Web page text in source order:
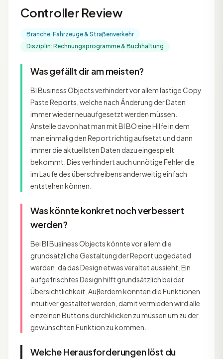
Controller Review
Branche: Fahrzeuge & Straßenverkehr
Disziplin: Rechnungsprogramme & Buchhaltung
Was gefällt dir am meisten?
BI Business Objects verhindert vor allem lästige Copy
Paste Reports, welche nach Änderung der Daten
immer wieder neuaufgesetzt werden müssen.
Anstelle davon hat man mit BI BO eine Hilfe in dem
man einmalig den Report richtig aufsetzt und dann
immer die aktuellsten Daten dazu eingespielt
bekommt. Dies verhindert auch unnötige Fehler die
im Laufe des überschreibens anderweitig einfach
entstehen können.
Was könnte konkret noch verbessert
werden?
Bei BI Business Objects könnte vor allem die
grundsätzliche Gestaltung der Report upgedated
werden, da das Design etwas veraltet aussieht. Ein
aufgefrischtes Design hilft grundsätzlich bei der
Übersichtlichkeit. Außerdem könnten die Funktionen
intuitiver gestaltet werden, damit vermieden wird alle
einzelnen Buttons durchklicken zu müssen um zu der
gewünschten Funktion zu kommen.
Welche Herausforderungen löst du